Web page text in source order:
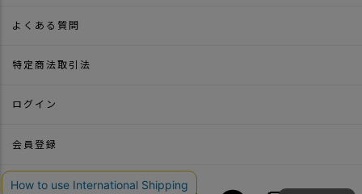
よくある質問
特定商法取引法
ログイン
会員登録